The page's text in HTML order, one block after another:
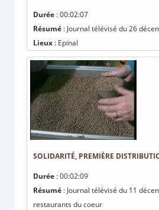
Durée : 00:02:07
Résumé : Journal télévisé du 26
Lieux : Epinal
SOLIDARITÉ, PREMIÈRE
Durée : 00:02:09
Résumé : Journal télévisé du 11
restaurants du coeur